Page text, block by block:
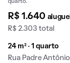
quarto.
R$ 1.640 aluguel
R$ 2.303 total
24 m² · 1 quarto
Rua Padre Antônio